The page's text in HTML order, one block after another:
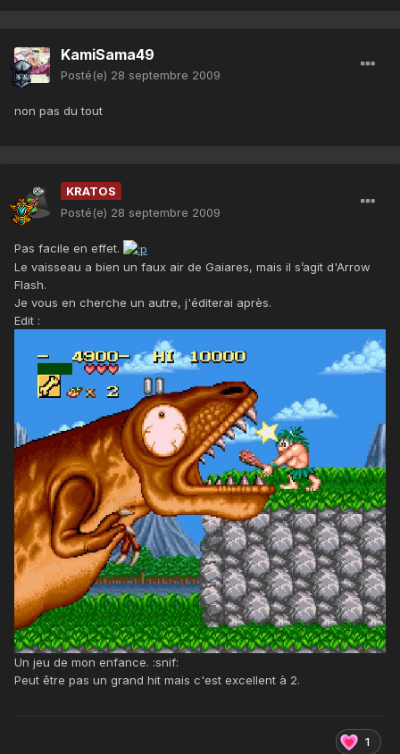
KamiSama49
Posté(e) 28 septembre 2009
non pas du tout
KRATOS
Posté(e) 28 septembre 2009
Pas facile en effet.
Le vaisseau a bien un faux air de Gaiares, mais il s’agit d'Arrow
Flash.
Je vous en cherche un autre, j'éditerai après.
Edit :
Un jeu de mon enfance. :snif:
Peut être pas un grand hit mais c'est excellent à 2.
1